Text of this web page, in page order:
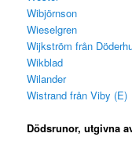
Wibjörnson
Wieselgren
Wijkström från
Wikblad
Wilander
Wistrand från Viby (E)
Dödsrunor, utgivna